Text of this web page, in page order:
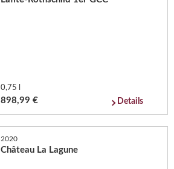
0,75 l
898,99 € Details
2020
Château La Lagune